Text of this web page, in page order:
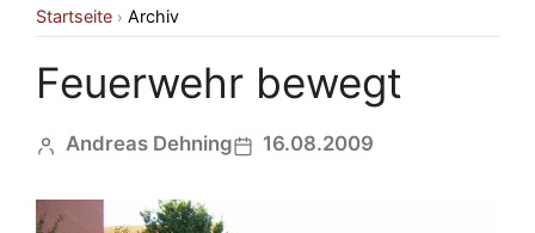
Startseite › Archiv
Feuerwehr bewegt
Andreas Dehning 16.08.2009